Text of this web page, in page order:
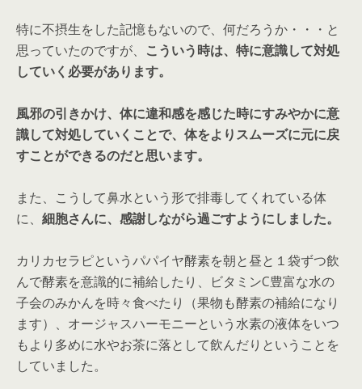
特に不摂生をした記憶もないので、何だろうか・・・と
思っていたのですが、 こういう時は、特に意識して対処
していく必要があります。
風邪の引きかけ、体に違和感を感じた時にすみやかに意
識して対処していくことで、体をよりスムーズに元に戻
すことができるのだと思います。
また、こうして鼻水という形で排毒してくれている体
に、 細胞さんに、感謝しながら過ごすようにしました。
カリカセラピというパパイヤ酵素を朝と昼と１袋ずつ飲
んで酵素を意識的に補給したり、ビタミンC豊富な水の
子会のみかんを時々食べたり（果物も酵素の補給になり
ます）、オージャスハーモニーという水素の液体をいつ
もより多めに水やお茶に落として飲んだりということを
していました。